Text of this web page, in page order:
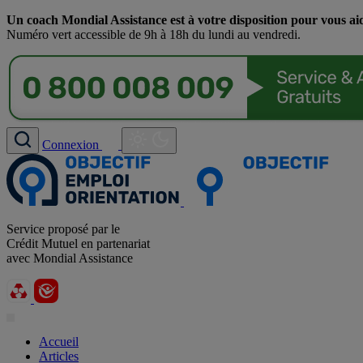
Un coach Mondial Assistance est à votre disposition pour vous
Numéro vert accessible de 9h à 18h du lundi au vendredi.
Connexion
Service proposé par le
Crédit Mutuel en partenariat
avec Mondial Assistance
Accueil
Articles